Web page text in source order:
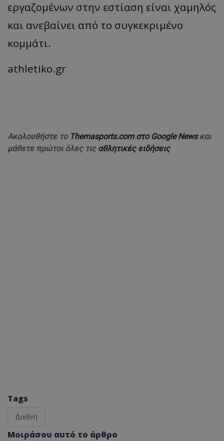
εργαζομένων στην εστίαση είναι χαμηλός
και ανεβαίνει από το συγκεκριμένο
κομμάτι.
athletiko.gr
Ακολουθήστε το Themasports.com στο Google Newsκαι
μάθετε πρώτοι όλες τις αθλητικές ειδήσεις
Tags
Διεθνή
Μοιράσου αυτό το άρθρο